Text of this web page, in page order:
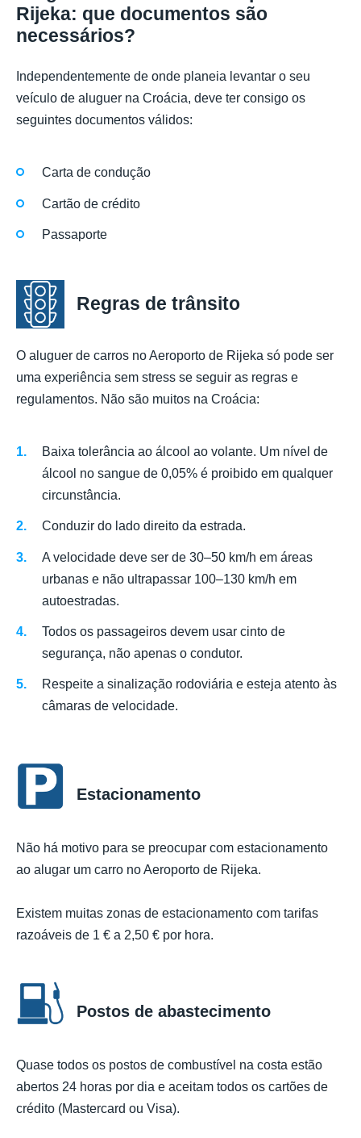
Rijeka: que documentos são
necessários?
Independentemente de onde planeia levantar o seu
veículo de aluguer na Croácia, deve ter consigo os
seguintes documentos válidos:
Carta de condução
Cartão de crédito
Passaporte
Regras de trânsito
O aluguer de carros no Aeroporto de Rijeka só pode ser
uma experiência sem stress se seguir as regras e
regulamentos. Não são muitos na Croácia:
Baixa tolerância ao álcool ao volante. Um nível de
álcool no sangue de 0,05% é proibido em qualquer
circunstância.
Conduzir do lado direito da estrada.
A velocidade deve ser de 30–50 km/h em áreas
urbanas e não ultrapassar 100–130 km/h em
autoestradas.
Todos os passageiros devem usar cinto de
segurança, não apenas o condutor.
Respeite a sinalização rodoviária e esteja atento às
câmaras de velocidade.
Estacionamento
Não há motivo para se preocupar com estacionamento
ao alugar um carro no Aeroporto de Rijeka.
Existem muitas zonas de estacionamento com tarifas
razoáveis de 1 € a 2,50 € por hora.
Postos de abastecimento
Quase todos os postos de combustível na costa estão
abertos 24 horas por dia e aceitam todos os cartões de
crédito (Mastercard ou Visa).